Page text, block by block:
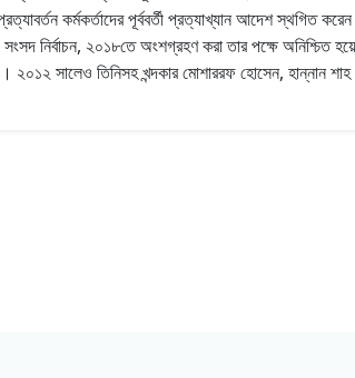
কর্মকর্তাদের পূর্ববর্তী প্রত্যাখ্যান আদেশ স্থগিত
নির্বাচন, ২০১৮তে অংশগ্রহণ করা তার পক্ষে অনিশ্চিত
২০১২ সালেও তিনিসহ খন্দকার মোশাররফ হোসেন, হান্নান